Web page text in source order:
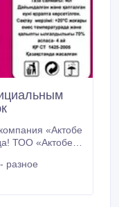
«Актобе
данном этапе
разное